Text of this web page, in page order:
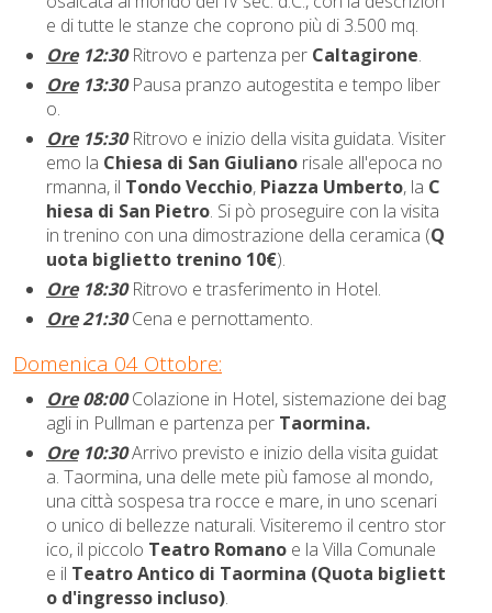
e di tutte le stanze che coprono più di 3.500 mq.
Ore12:30 Ritrovo e partenza per Caltagirone.
Ore13:30Pausa pranzo autogestita e tempo liber
o.
Ore15:30 Ritrovo e inizio della visita guidata. Visiter
emo la Chiesa di San Giuliano risale all'epoca no
rmanna, il Tondo Vecchio, Piazza Umberto, la C
hiesa di San Pietro. Si pò proseguire con la visita
in trenino con una dimostrazione della ceramica (Q
uota biglietto trenino 10€).
Ore18:30Ritrovo e trasferimento in Hotel.
Ore21:30Cena e pernottamento.
Domenica 04 Ottobre:
Ore08:00 Colazione in Hotel, sistemazione dei bag
agli in Pullman e partenza per Taormina.
Ore10:30Arrivo previsto e inizio della visita guidat
a. Taormina, una delle mete più famose al mondo,
una città sospesa tra rocce e mare, in uno scenari
o unico di bellezze naturali. Visiteremo il centro stor
ico, il piccolo Teatro Romano e la Villa Comunale
e il Teatro Antico di Taormina (Quota bigliett
o d'ingresso incluso).